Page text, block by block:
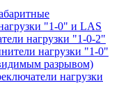
"1-0" и LAS
нагрузки "1-0-2"
нагрузки "1-0"
разрывом)
нагрузки